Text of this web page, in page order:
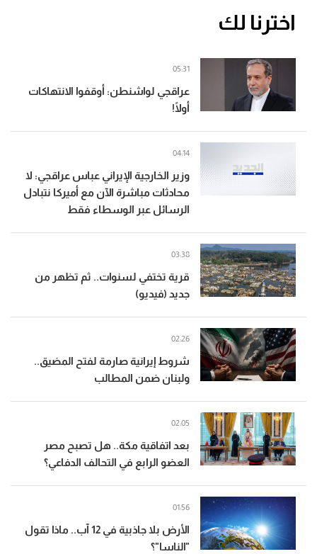
اخترنا لك
عراقجي لواشنطن: أوقفوا الانتهاكات
أولًا!
05:31
وزير الخارجية الإيراني عباس عراقجي: لا
محادثات مباشرة الآن مع أميركا نتبادل
الرسائل عبر الوسطاء فقط
04:14
قرية تختفي لسنوات.. ثم تظهر من
جديد (فيديو)
03:38
شروط إيرانية صارمة لفتح المضيق..
ولبنان ضمن المطالب
02:26
بعد اتفاقية مكة.. هل تصبح مصر
العضو الرابع في التحالف الدفاعي؟
02:05
الأرض بلا جاذبية في 12 آب.. ماذا تقول
"الناسا"؟
01:56